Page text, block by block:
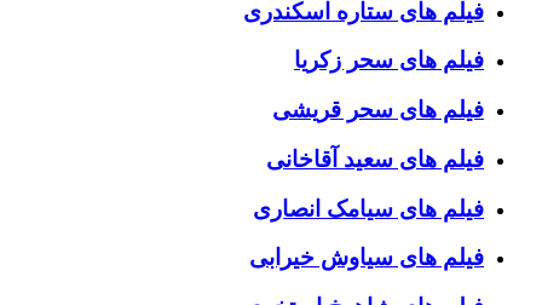
فیلم های ستاره اسکندری
فیلم های سحر زکریا
فیلم های سحر قریشی
فیلم های سعید آقاخانی
فیلم های سیامک انصاری
فیلم های سیاوش خیرابی